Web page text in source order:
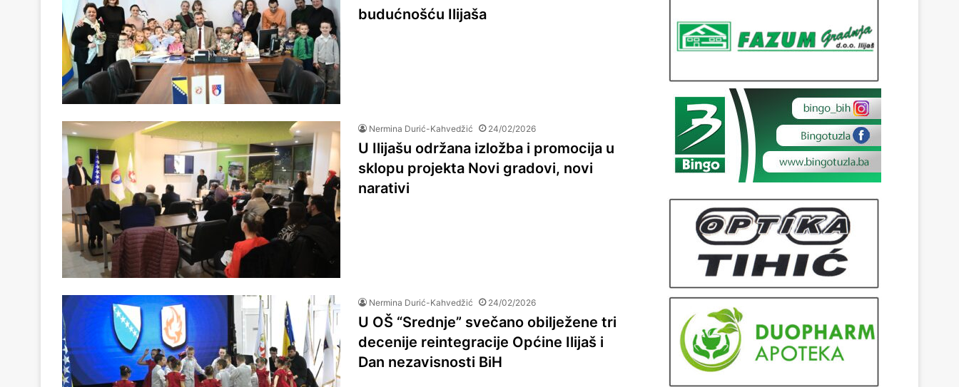
budućnošću Ilijaša
Nermina Durić-Kahvedžić 24/02/2026
U Ilijašu održana izložba i promocija u
sklopu projekta Novi gradovi, novi
narativi
Nermina Durić-Kahvedžić 24/02/2026
U OŠ “Srednje” svečano obilježene tri
decenije reintegracije Općine Ilijaš i
Dan nezavisnosti BiH